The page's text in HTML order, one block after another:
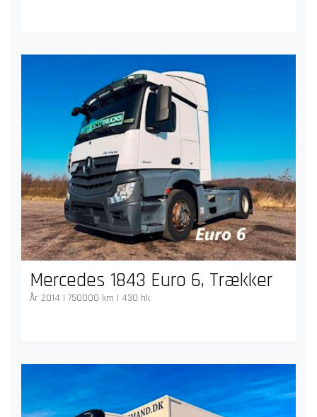
Mercedes 1843 Euro 6, Trækker
År 2014 | 750000 km | 430 hk